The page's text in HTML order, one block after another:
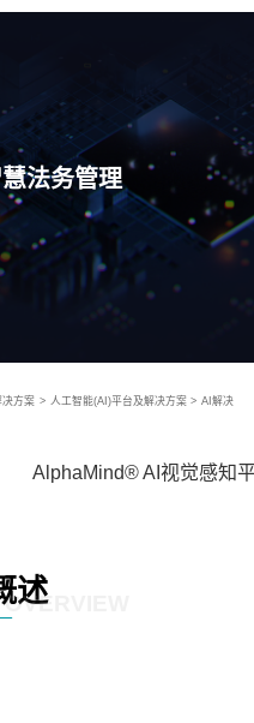
法务管理
决方案 > 人工智能(AI)平台及解决方案 > AI解决
AlphaMind® AI视觉感知
述